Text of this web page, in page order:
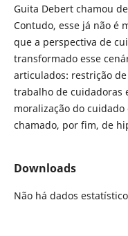
Guita Debert chamou
Contudo, esse já não é
que a perspectiva de
transformado esse
articulados: restrição
trabalho de cuidadoras
moralização do
chamado, por fim, de
Downloads
Não há dados